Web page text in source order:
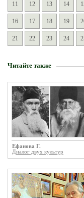
11 12 13 14
16 17 18 19
21 22 23 24
Читайте также
Ефанова Г.
Диалог двух культур